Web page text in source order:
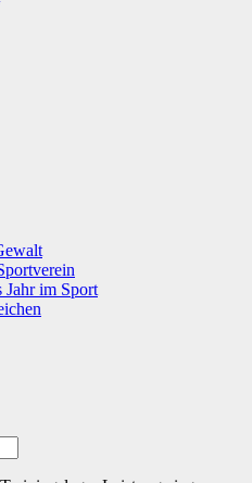
Jahr im Sport